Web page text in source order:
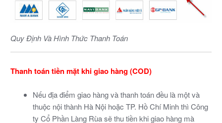
Quy Định Và Hình Thức Thanh Toán
Thanh toán tiền mặt khi giao hàng (COD)
Nếu địa điểm giao hàng và thanh toán đều là một và
thuộc nội thành Hà Nội hoặc TP. Hồ Chí Minh thì Công
ty Cổ Phần Làng Rùa sẽ thu tiền khi giao hàng mà